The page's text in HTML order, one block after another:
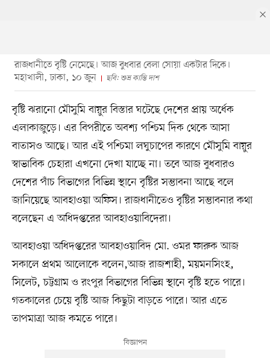
রাজধানীতে বৃষ্টি নেমেছে। আজ বুধবার বেলা সোয়া একটার দিকে।
মহাখালী, ঢাকা, ১০ জুন
ছবি: শুভ্র কান্তি দাশ
বৃষ্টি ঝরানো মৌসুমি বায়ুর বিস্তার ঘটেছে দেশের প্রায় অর্ধেক
এলাকাজুড়ে। এর বিপরীতে অবশ্য পশ্চিম দিক থেকে আসা
বাতাসও আছে। আর এই পশ্চিমা লঘুচাপের কারণে মৌসুমি বায়ুর
স্বাভাবিক চেহারা এখনো দেখা যাচ্ছে না। তবে আজ বুধবারও
দেশের পাঁচ বিভাগের বিভিন্ন স্থানে বৃষ্টির সম্ভাবনা আছে বলে
জানিয়েছে আবহাওয়া অফিস। রাজধানীতেও বৃষ্টির সম্ভাবনার কথা
বলেছেন এ অধিদপ্তরের আবহাওয়াবিদেরা।
আবহাওয়া অধিদপ্তরের আবহাওয়াবিদ মো. ওমর ফারুক আজ
সকালে প্রথম আলোকে বলেন,আজ রাজশাহী, ময়মনসিংহ,
সিলেট, চট্টগ্রাম ও রংপুর বিভাগের বিভিন্ন স্থানে বৃষ্টি হতে পারে।
গতকালের চেয়ে বৃষ্টি আজ কিছুটা বাড়তে পারে। আর এতে
তাপমাত্রা আজ কমতে পারে।